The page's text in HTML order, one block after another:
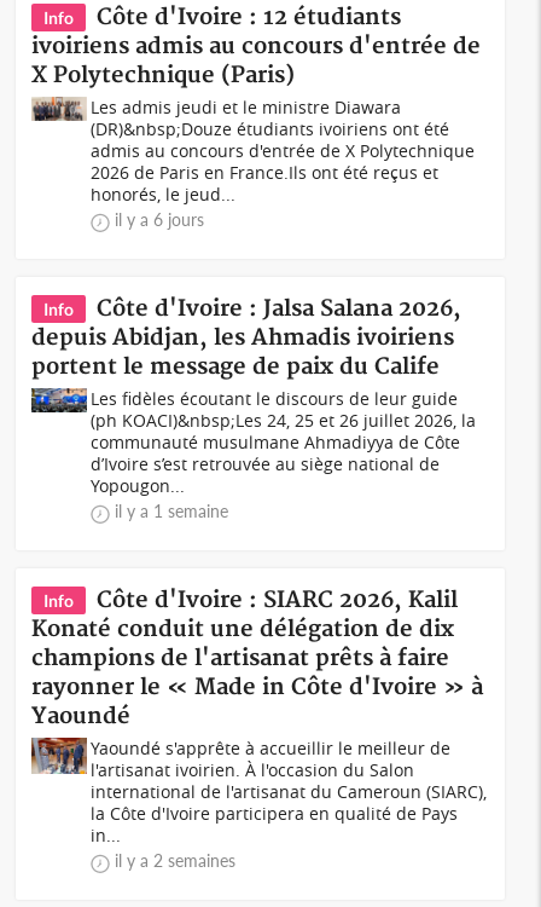
Info
Côte d'Ivoire : 12 étudiants
ivoiriens admis au concours d'entrée de
X Polytechnique (Paris)
Les admis jeudi et le ministre Diawara
(DR)&nbsp;Douze étudiants ivoiriens ont été
admis au concours d'entrée de X Polytechnique
2026 de Paris en France.Ils ont été reçus et
honorés, le jeud...
il y a 6 jours
Info
Côte d'Ivoire : Jalsa Salana 2026,
depuis Abidjan, les Ahmadis ivoiriens
portent le message de paix du Calife
Les fidèles écoutant le discours de leur guide
(ph KOACI)&nbsp;Les 24, 25 et 26 juillet 2026, la
communauté musulmane Ahmadiyya de Côte
d’Ivoire s’est retrouvée au siège national de
Yopougon...
il y a 1 semaine
Info
Côte d'Ivoire : SIARC 2026, Kalil
Konaté conduit une délégation de dix
champions de l'artisanat prêts à faire
rayonner le « Made in Côte d'Ivoire » à
Yaoundé
Yaoundé s'apprête à accueillir le meilleur de
l'artisanat ivoirien. À l'occasion du Salon
international de l'artisanat du Cameroun (SIARC),
la Côte d'Ivoire participera en qualité de Pays
in...
il y a 2 semaines